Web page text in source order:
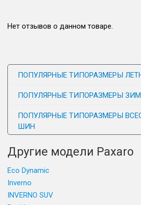
Нет отзывов о данном товаре.
ПОПУЛЯРНЫЕ ТИПОРАЗМЕРЫ
ПОПУЛЯРНЫЕ ТИПОРАЗМЕРЫ
ПОПУЛЯРНЫЕ ТИПОРАЗМЕРЫ
ШИН
Другие модели Paxaro
Eco Dynamic
Inverno
INVERNO SUV